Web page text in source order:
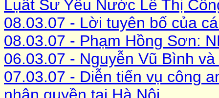
Lụât Sư Yêu Nước Lê Thị
08.03.07 - Lời tuyên bố của
08.03.07 - Phạm Hồng Sơn:
06.03.07 - Nguyễn Vũ Bình
07.03.07 - Diễn tiến vụ công